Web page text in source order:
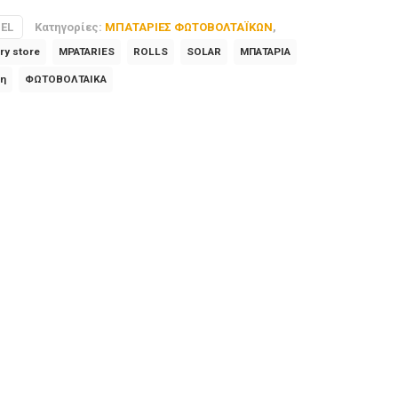
Κατηγορίες: ΜΠΑΤΑΡΙΕΣ ΦΩΤΟΒΟΛΤΑΪΚΩΝ,
store MPATARIES ROLLS SOLAR ΜΠΑΤΑΡΙΑ
ΦΩΤΟΒΟΛΤΑΙΚΑ